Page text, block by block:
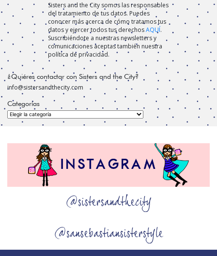
Sisters and the City somos las responsables
del tratamiento de tus datos. Puedes
conocer más acerca de cómo tratamos tus
datos y ejercer todos tus derechosAQUÍ.
Suscribiéndote a nuestras newsletters y
comunicaciones aceptas también nuestra
política de privacidad.
¿Quiéres contactar con Sisters and the City?
info@sistersandthecity.com
Categorías
Categorías
@sistersandthecity
@sansebastiansisterstyle